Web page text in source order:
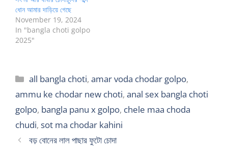
ধোন আমার দাড়িয়ে গেছে
November 19, 2024
In "bangla choti golpo
2025"
Categories
all bangla choti,amar voda chodar golpo,
ammu ke chodar new choti, anal sex bangla choti
golpo, bangla panu x golpo, chele maa choda
chudi, sot ma chodar kahini
বড় বোনের লাল পাছার ফুটো চোদা